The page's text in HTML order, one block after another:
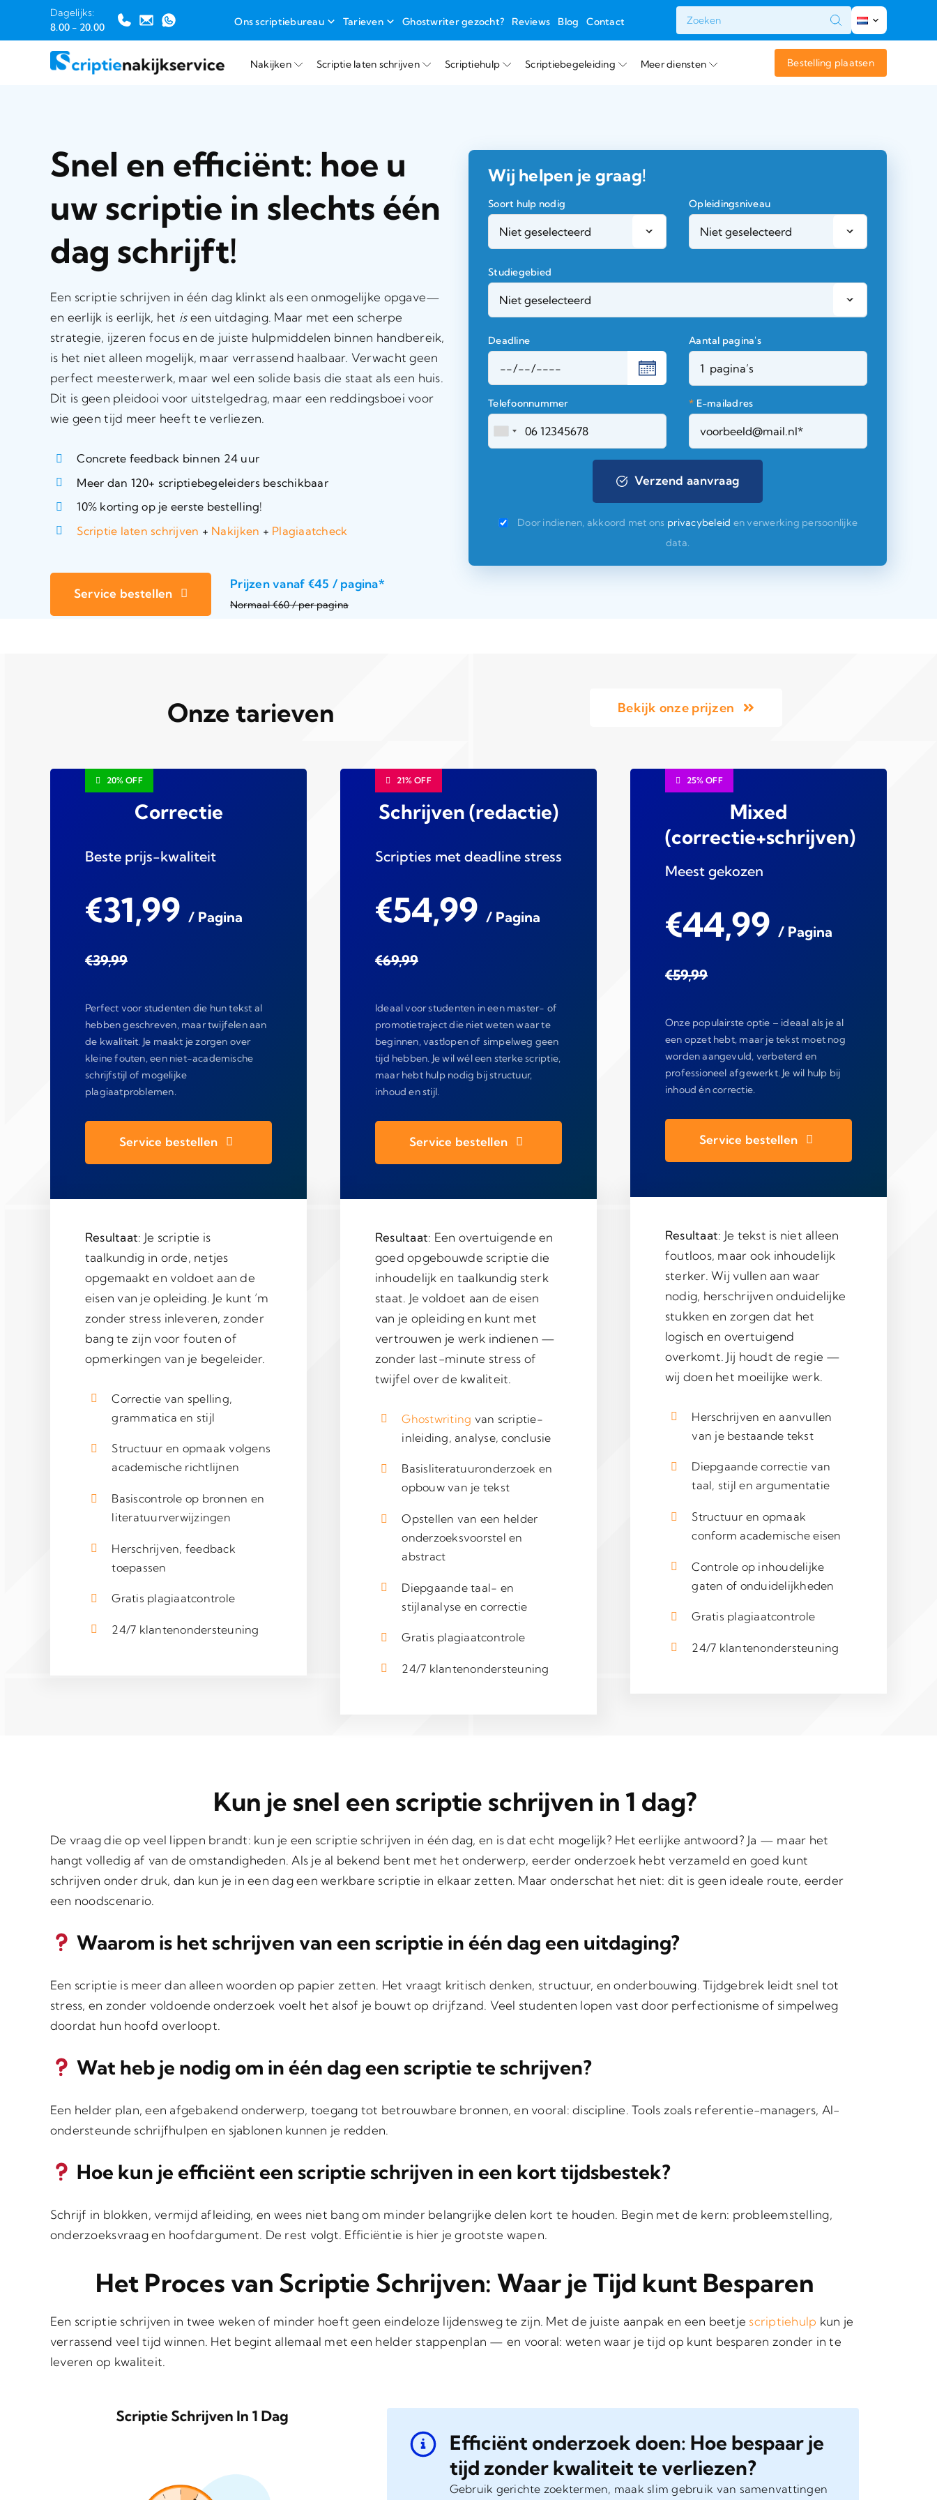
Dagelijks:
8.00 - 20.00
Ons scriptiebureau Tarieven Ghostwriter gezocht? Reviews Blog Contact
Nakijken Scriptie laten schrijven Scriptiehulp Scriptiebegeleiding Meer diensten Bestelling plaatsen
Snel en efficiënt: hoe u
uw scriptie in slechts één
dag schrijft!
Een scriptie schrijven in één dag klinkt als een onmogelijke opgave—
en eerlijk is eerlijk, het iseen uitdaging. Maar met een scherpe
strategie, ijzeren focus en de juiste hulpmiddelen binnen handbereik,
is het niet alleen mogelijk, maar verrassend haalbaar. Verwacht geen
perfect meesterwerk, maar wel een solide basis die staat als een huis.
Dit is geen pleidooi voor uitstelgedrag, maar een reddingsboei voor
wie geen tijd meer heeft te verliezen.
Concrete feedback binnen 24 uur
Meer dan 120+ scriptiebegeleiders beschikbaar
10% korting op je eerste bestelling!
Scriptie laten schrijven + Nakijken + Plagiaatcheck
Service bestellen
Prijzen vanaf €45 / pagina*
Normaal €60 / per pagina
Wij helpen je graag!
Soort hulp nodig Opleidingsniveau
Studiegebied
Deadline Aantal pagina's
Telefoonnummer * E-mailadres
Door indienen, akkoord met ons privacybeleid en verwerking persoonlijke
data.
Onze tarieven Bekijk onze prijzen
20% OFF
Correctie
Beste prijs-kwaliteit
€31,99 / Pagina
€39,99
Perfect voor studenten die hun tekst al
hebben geschreven, maar twijfelen aan
de kwaliteit. Je maakt je zorgen over
kleine fouten, een niet-academische
schrijfstijl of mogelijke
plagiaatproblemen.
Service bestellen
Resultaat: Je scriptie is
taalkundig in orde, netjes
opgemaakt en voldoet aan de
eisen van je opleiding. Je kunt ’m
zonder stress inleveren, zonder
bang te zijn voor fouten of
opmerkingen van je begeleider.
Correctie van spelling,
grammatica en stijl
Structuur en opmaak volgens
academische richtlijnen
Basiscontrole op bronnen en
literatuurverwijzingen
Herschrijven, feedback
toepassen
Gratis plagiaatcontrole
24/7 klantenondersteuning
21% OFF
Schrijven (redactie)
Scripties met deadline stress
€54,99 / Pagina
€69,99
Ideaal voor studenten in een master- of
promotietraject die niet weten waar te
beginnen, vastlopen of simpelweg geen
tijd hebben. Je wil wél een sterke scriptie,
maar hebt hulp nodig bij structuur,
inhoud en stijl.
Service bestellen
Resultaat: Een overtuigende en
goed opgebouwde scriptie die
inhoudelijk en taalkundig sterk
staat. Je voldoet aan de eisen
van je opleiding en kunt met
vertrouwen je werk indienen —
zonder last-minute stress of
twijfel over de kwaliteit.
Ghostwriting van scriptie-
inleiding, analyse, conclusie
Basisliteratuuronderzoek en
opbouw van je tekst
Opstellen van een helder
onderzoeksvoorstel en
abstract
Diepgaande taal- en
stijlanalyse en correctie
Gratis plagiaatcontrole
24/7 klantenondersteuning
25% OFF
Mixed
(correctie+schrijven)
Meest gekozen
€44,99 / Pagina
€59,99
Onze populairste optie – ideaal als je al
een opzet hebt, maar je tekst moet nog
worden aangevuld, verbeterd en
professioneel afgewerkt. Je wil hulp bij
inhoud én correctie.
Service bestellen
Resultaat: Je tekst is niet alleen
foutloos, maar ook inhoudelijk
sterker. Wij vullen aan waar
nodig, herschrijven onduidelijke
stukken en zorgen dat het
logisch en overtuigend
overkomt. Jij houdt de regie —
wij doen het moeilijke werk.
Herschrijven en aanvullen
van je bestaande tekst
Diepgaande correctie van
taal, stijl en argumentatie
Structuur en opmaak
conform academische eisen
Controle op inhoudelijke
gaten of onduidelijkheden
Gratis plagiaatcontrole
24/7 klantenondersteuning
Kun je snel een scriptie schrijven in 1 dag?
De vraag die op veel lippen brandt: kun je een scriptie schrijven in één dag, en is dat echt mogelijk? Het eerlijke antwoord? Ja — maar het
hangt volledig af van de omstandigheden. Als je al bekend bent met het onderwerp, eerder onderzoek hebt verzameld en goed kunt
schrijven onder druk, dan kun je in een dag een werkbare scriptie in elkaar zetten. Maar onderschat het niet: dit is geen ideale route, eerder
een noodscenario.
Waarom is het schrijven van een scriptie in één dag een uitdaging?
Een scriptie is meer dan alleen woorden op papier zetten. Het vraagt kritisch denken, structuur, en onderbouwing. Tijdgebrek leidt snel tot
stress, en zonder voldoende onderzoek voelt het alsof je bouwt op drijfzand. Veel studenten lopen vast door perfectionisme of simpelweg
doordat hun hoofd overloopt.
Wat heb je nodig om in één dag een scriptie te schrijven?
Een helder plan, een afgebakend onderwerp, toegang tot betrouwbare bronnen, en vooral: discipline. Tools zoals referentie-managers, AI-
ondersteunde schrijfhulpen en sjablonen kunnen je redden.
Hoe kun je efficiënt een scriptie schrijven in een kort tijdsbestek?
Schrijf in blokken, vermijd afleiding, en wees niet bang om minder belangrijke delen kort te houden. Begin met de kern: probleemstelling,
onderzoeksvraag en hoofdargument. De rest volgt. Efficiëntie is hier je grootste wapen.
Het Proces van Scriptie Schrijven: Waar je Tijd kunt Besparen
Een scriptie schrijven in twee weken of minder hoeft geen eindeloze lijdensweg te zijn. Met de juiste aanpak en een beetje scriptiehulp kun je
verrassend veel tijd winnen. Het begint allemaal met een helder stappenplan — en vooral: weten waar je tijd op kunt besparen zonder in te
leveren op kwaliteit.
Efficiënt onderzoek doen: Hoe bespaar je
tijd zonder kwaliteit te verliezen?
Gebruik gerichte zoektermen, maak slim gebruik van samenvattingen